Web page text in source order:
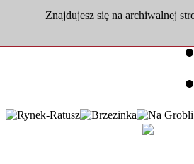
Znajdujesz się na archiwalnej